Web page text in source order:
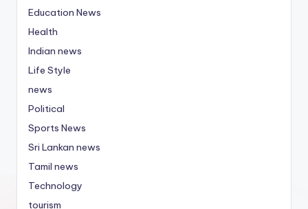
Education News
Health
Indian news
Life Style
news
Political
Sports News
Sri Lankan news
Tamil news
Technology
tourism